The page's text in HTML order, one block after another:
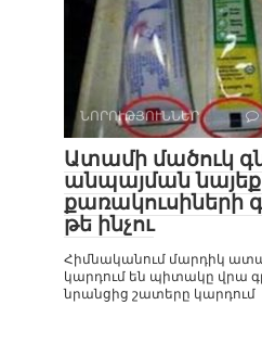
ՆՈՐՈՒԹՅՈՒՆՆԵՐ
Ատամի մածուկ
անպայման նայեք
քառակուսիների
թե ինչու
Հիմնականում մարդիկ
կարդում են պիտակը վրա
նրանցից շատերը կարդում